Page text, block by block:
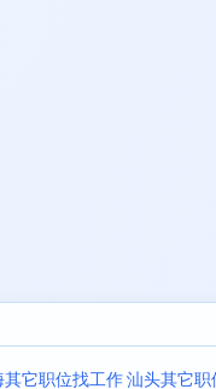
其它职位找工作汕头其它职